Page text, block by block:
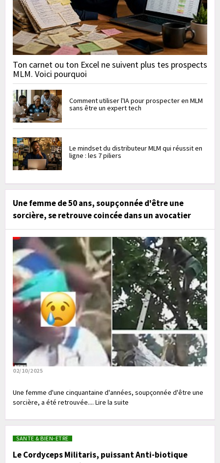
Ton carnet ou ton Excel ne suivent plus tes prospects
MLM. Voici pourquoi
Comment utiliser l'IA pour prospecter en MLM
sans être un expert tech
Le mindset du distributeur MLM qui réussit en
ligne : les 7 piliers
Une femme de 50 ans, soupçonnée d'être une
sorcière, se retrouve coincée dans un avocatier
02/10/2025
Une femme d'une cinquantaine d'années, soupçonnée d'être une
sorcière, a été retrouvée.... Lire la suite
SANTE & BIEN-ETRE
Le Cordyceps Militaris, puissant Anti-biotique